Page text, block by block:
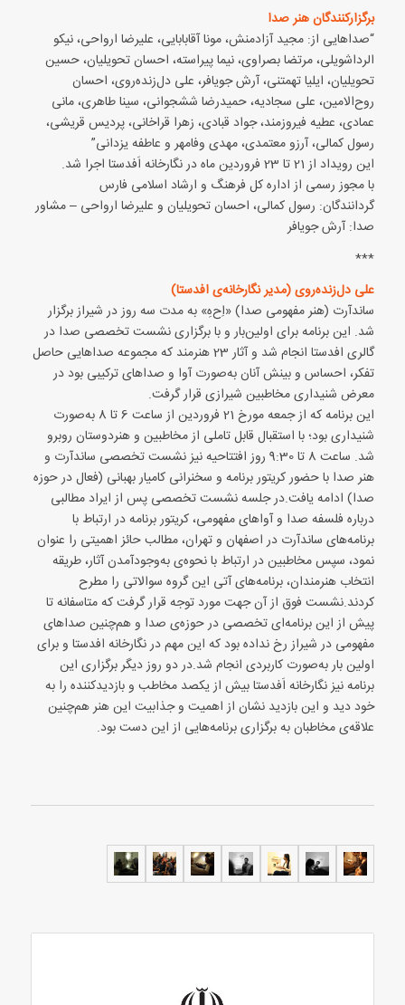
برگزارکنندگان هنر صدا
“صداهایی از: مجید آزادمنش، مونا آقابابایی، علیرضا ارواحی، نیکو
الرداشویلی، مرتضا بصراوی، نیما پیراسته، احسان تحویلیان، حسین
تحویلیان، ایلیا تهمتنی، آرش جویافر، علی دل‌زنده‌روی، احسان
روح‌الامین، علی سجادیه، حمیدرضا ششجوانی، سینا طاهری، مانی
عمادی، عطیه فیروزمند، جواد قبادی، زهرا قراخانی، پردیس قریشی،
رسول کمالی، آرزو معتمدی، مهدی وفامهر و عاطفه یزدانی”
این رویداد از 21 تا 23 فروردین ماه در نگارخانه اَفدستا اجرا شد.
با مجوز رسمی از اداره کل فرهنگ و ارشاد اسلامی فارس
گردانندگان: رسول کمالی، احسان تحویلیان و علیرضا ارواحی – مشاور
صدا: آرش جویافر
***
علی دل‌زنده‌روی (مدیر نگارخانه‌ی افدستا)
ساندآرت (هنر مفهومی صدا) «اِح‌هِ» به مدت سه روز در شیراز برگزار
شد. این برنامه برای اولین‌بار و با برگزاری نشست تخصصی صدا در
گالری افدستا انجام شد و آثار 23 هنرمند که مجموعه صداهایی حاصل
تفکر، احساس و بینش آنان به‌صورت آوا و صداهای ترکیبی بود در
معرض شنیداری مخاطبین شیرازی قرار گرفت.
این برنامه که از جمعه مورخ 21 فروردین از ساعت 6 تا 8 به‌صورت
شنیداری بود؛ با استقبال قابل تاملی از مخاطبین و هنردوستان روبرو
شد. ساعت 8 تا 9:30 روز افتتاحیه نیز نشست تخصصی ساندآرت و
هنر صدا با حضور کریتور برنامه و سخنرانی کامیار بهبانی (فعال در حوزه
صدا) ادامه یافت.در جلسه نشست تخصصی پس از ایراد مطالبی
درباره فلسفه صدا و آواهای مفهومی، کریتور برنامه در ارتباط با
برنامه‌های ساندآرت در اصفهان و تهران، مطالب حائز اهمیتی را عنوان
نمود، سپس مخاطبین در ارتباط با نحوه‌ی به‌وجودآمدن آثار، طریقه
انتخاب هنرمندان، برنامه‌های آتی این گروه سوالاتی را مطرح
کردند.نشست فوق از آن جهت مورد توجه قرار گرفت که متاسفانه تا
پیش از این برنامه‌ای تخصصی در حوزه‌ی صدا و هم‌چنین صداهای
مفهومی در شیراز رخ نداده بود که این مهم در نگارخانه افدستا و برای
اولین بار به‌صورت کاربردی انجام شد.در دو روز دیگر برگزاری این
برنامه نیز نگارخانه اَفدستا بیش از یکصد مخاطب و بازدیدکننده را به
خود دید و این بازدید نشان از اهمیت و جذابیت این هنر هم‌چنین
علاقه‌ی مخاطبان به برگزاری برنامه‌هایی از این دست بود.